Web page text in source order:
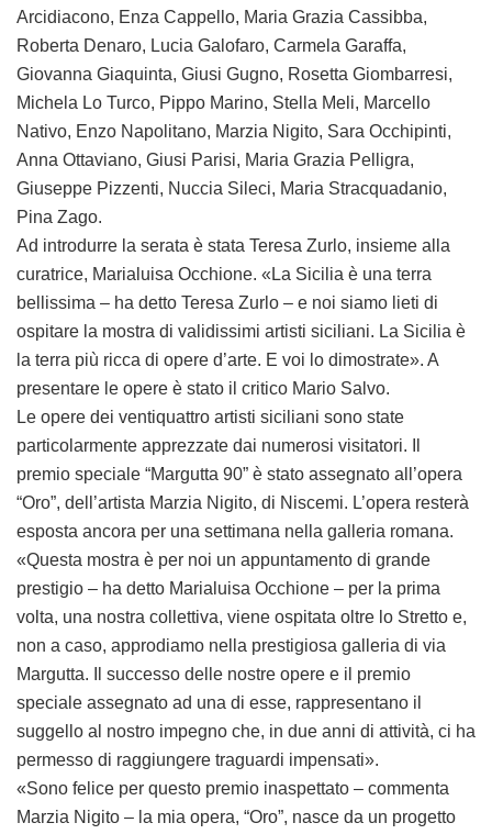
Arcidiacono, Enza Cappello, Maria Grazia Cassibba,
Roberta Denaro, Lucia Galofaro, Carmela Garaffa,
Giovanna Giaquinta, Giusi Gugno, Rosetta Giombarresi,
Michela Lo Turco, Pippo Marino, Stella Meli, Marcello
Nativo, Enzo Napolitano, Marzia Nigito, Sara Occhipinti,
Anna Ottaviano, Giusi Parisi, Maria Grazia Pelligra,
Giuseppe Pizzenti, Nuccia Sileci, Maria Stracquadanio,
Pina Zago.
Ad introdurre la serata è stata Teresa Zurlo, insieme alla
curatrice, Marialuisa Occhione. «La Sicilia è una terra
bellissima – ha detto Teresa Zurlo – e noi siamo lieti di
ospitare la mostra di validissimi artisti siciliani. La Sicilia è
la terra più ricca di opere d’arte. E voi lo dimostrate». A
presentare le opere è stato il critico Mario Salvo.
Le opere dei ventiquattro artisti siciliani sono state
particolarmente apprezzate dai numerosi visitatori. Il
premio speciale “Margutta 90” è stato assegnato all’opera
“Oro”, dell’artista Marzia Nigito, di Niscemi. L’opera resterà
esposta ancora per una settimana nella galleria romana.
«Questa mostra è per noi un appuntamento di grande
prestigio – ha detto Marialuisa Occhione – per la prima
volta, una nostra collettiva, viene ospitata oltre lo Stretto e,
non a caso, approdiamo nella prestigiosa galleria di via
Margutta. Il successo delle nostre opere e il premio
speciale assegnato ad una di esse, rappresentano il
suggello al nostro impegno che, in due anni di attività, ci ha
permesso di raggiungere traguardi impensati».
«Sono felice per questo premio inaspettato – commenta
Marzia Nigito – la mia opera, “Oro”, nasce da un progetto